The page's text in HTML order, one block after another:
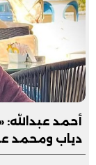
أحمد
دياب ومحمد